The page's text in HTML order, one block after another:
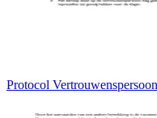
Protocol